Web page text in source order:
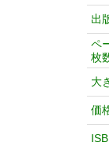
出
ペ
枚
大
価